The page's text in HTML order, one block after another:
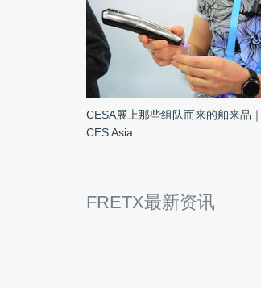
CESA展上那些组队而来的舶来品｜
CES Asia
FRETX最新资讯